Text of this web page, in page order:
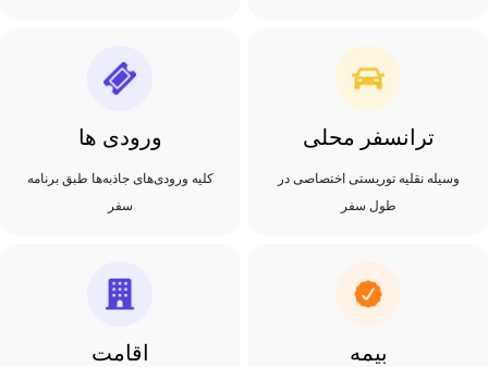
ترانسفر محلی
وسیله نقلیه توریستی اختصاصی در
طول سفر
ورودی ها
کلیه ورودی‌های جاذبه‌ها طبق برنامه
سفر
بیمه اقامت